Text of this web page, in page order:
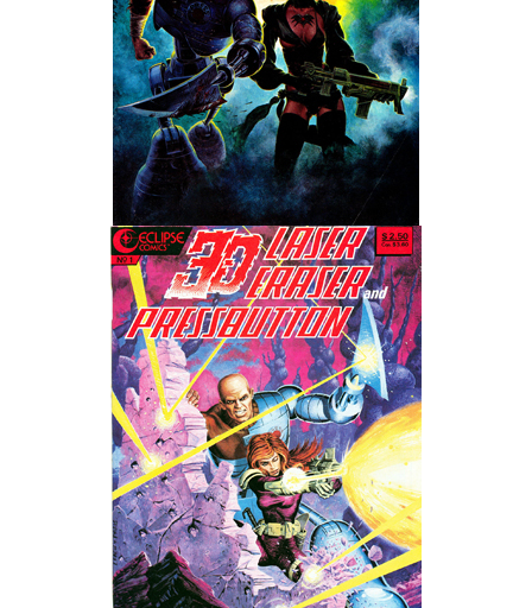
New Light Skyrim SE
SB Corset Armor CBBE SSE BodySlide (with Physics)
Wedding Wear CBBE SSE BodySlide (with Physics)
Работы Тестера 55
Наёмный оборотень
Небесный воин
Немного героев меча и магии
Расширенная версия Х3
REBalance
Работы Kuroneko
Doom 3 Remaster Fan Edition
X2 - The Threat Remaster Fan Edition
Quake III Arena Remaster Fan Edition